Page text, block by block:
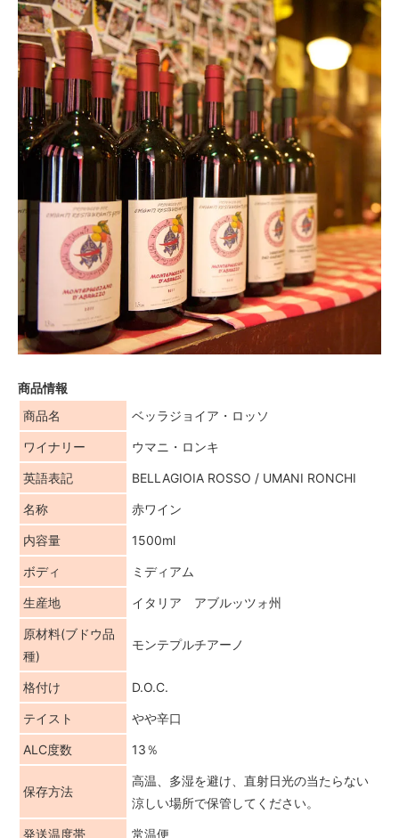
商品情報
商品名
ベッラジョイア・ロッソ
ワイナリー ウマニ・ロンキ
英語表記 BELLAGIOIA ROSSO / UMANI RONCHI
名称 赤ワイン
内容量 1500ml
ボディ ミディアム
生産地 イタリア アブルッツォ州
原材料(ブドウ品
種)
モンテプルチアーノ
格付け D.O.C.
テイスト やや辛口
ALC度数 13％
保存方法
高温、多湿を避け、直射日光の当たらない
涼しい場所で保管してください。
発送温度帯 常温便